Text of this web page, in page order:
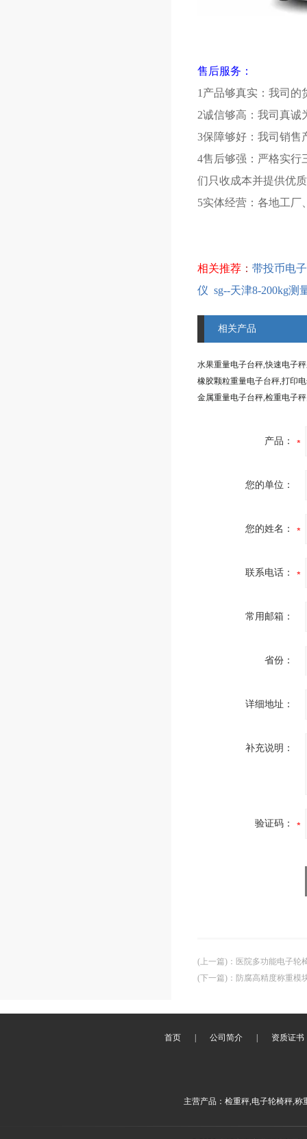
售后服务：
1产品够真实：我司的
2诚信够高：我司真诚
3保障够好：我司销售
4售后够强：严格实行
们只收成本并提供优
5实体经营：各地工厂
相关推荐 ： 带投币电
仪 sg--天津8-200kg测
相关产品
水果重量电子台秤,快速电子
橡胶颗粒重量电子台秤,打印
产品：
您的单位：
您的姓名：
联系电话：
常用邮箱：
省份：
详细地址：
补充说明：
验证码：
(上一篇) ： 医院多功能电子轮
(下一篇) ： 防腐高精度称重模
首页 公司简介 资质证书
主营产品：检重秤,电子轮椅秤,